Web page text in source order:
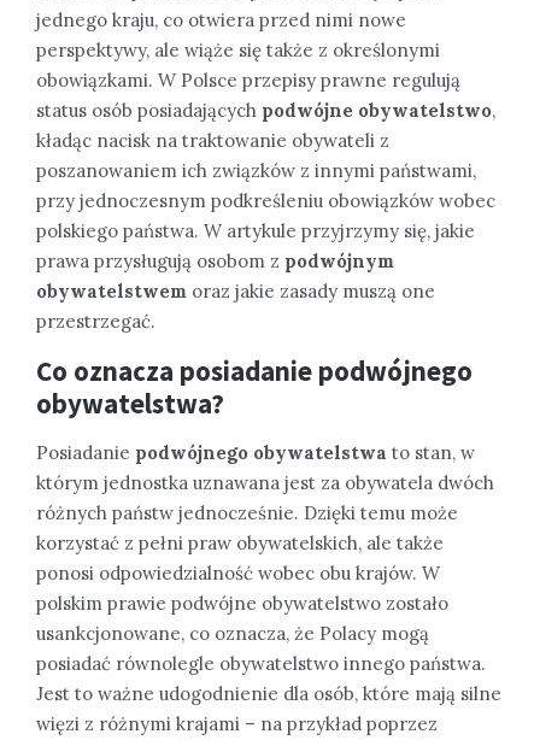
jednego kraju, co otwiera przed nimi nowe
perspektywy, ale wiąże się także z określonymi
obowiązkami. W Polsce przepisy prawne regulują
status osób posiadających podwójne obywatelstwo,
kładąc nacisk na traktowanie obywateli z
poszanowaniem ich związków z innymi państwami,
przy jednoczesnym podkreśleniu obowiązków wobec
polskiego państwa. W artykule przyjrzymy się, jakie
prawa przysługują osobom z podwójnym
obywatelstwem oraz jakie zasady muszą one
przestrzegać.
Co oznacza posiadanie podwójnego
obywatelstwa?
Posiadanie podwójnego obywatelstwa to stan, w
którym jednostka uznawana jest za obywatela dwóch
różnych państw jednocześnie. Dzięki temu może
korzystać z pełni praw obywatelskich, ale także
ponosi odpowiedzialność wobec obu krajów. W
polskim prawie podwójne obywatelstwo zostało
usankcjonowane, co oznacza, że Polacy mogą
posiadać równolegle obywatelstwo innego państwa.
Jest to ważne udogodnienie dla osób, które mają silne
więzi z różnymi krajami – na przykład poprzez